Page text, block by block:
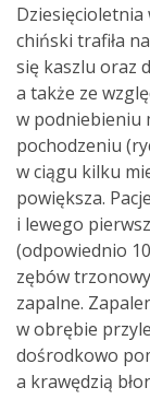
chiński trafiła
się kaszlu oraz
a także ze
w podniebieniu
pochodzeniu
w ciągu kilku
powiększa.
i lewego
(odpowiednio
zębów
zapalne.
w obrębie
dośrodkowo
a krawędzią